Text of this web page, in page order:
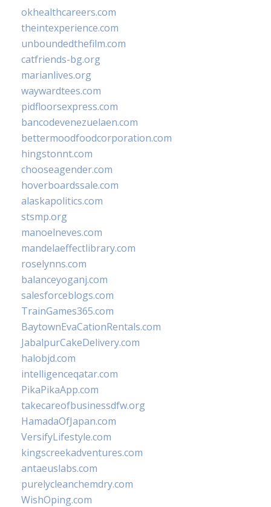
okhealthcareers.com
theintexperience.com
unboundedthefilm.com
catfriends-bg.org
marianlives.org
waywardtees.com
pidfloorsexpress.com
bancodevenezuelaen.com
bettermoodfoodcorporation.com
hingstonnt.com
chooseagender.com
hoverboardssale.com
alaskapolitics.com
stsmp.org
manoelneves.com
mandelaeffectlibrary.com
roselynns.com
balanceyoganj.com
salesforceblogs.com
TrainGames365.com
BaytownEvaCationRentals.com
JabalpurCakeDelivery.com
halobjd.com
intelligenceqatar.com
PikaPikaApp.com
takecareofbusinessdfw.org
HamadaOfJapan.com
VersifyLifestyle.com
kingscreekadventures.com
antaeuslabs.com
purelycleanchemdry.com
WishOping.com